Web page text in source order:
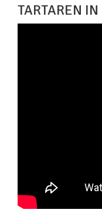
TARTAREN